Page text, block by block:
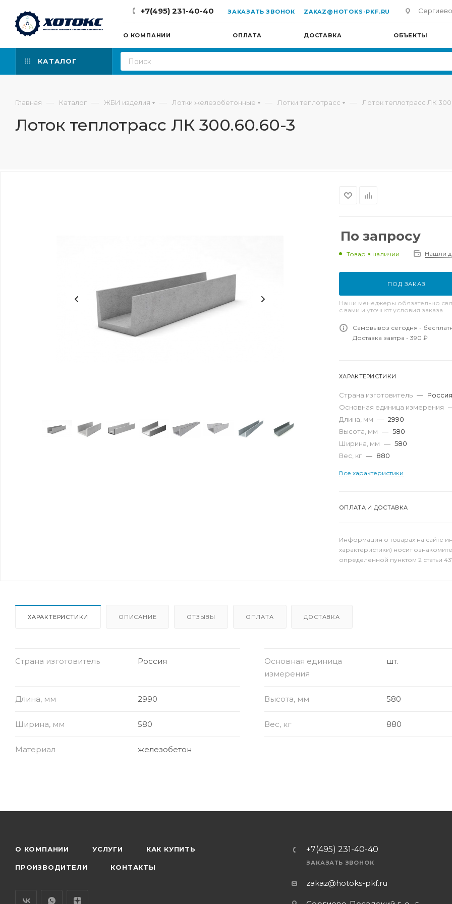
+7(495) 231-40-40 ЗАКАЗАТЬ ЗВОНОК ZAKAZ@HOTOKS-PKF.RU
О КОМПАНИИ ОПЛАТА ДОСТАВКА ОБЪЕКТЫ
КАТАЛОГ
Главная — Каталог — ЖБИ изделия — Лотки железобетонные — Лотки теплотрасс — Лоток теплотрасс ЛК
Лоток теплотрасс ЛК 300.60.60-3
По запросу
Товар в наличии Нашли
ПОД ЗАКАЗ
Наши менеджеры обязательно
с вами и уточнят условия заказа
Самовывоз сегодня -
Доставка завтра - 390 ₽
ХАРАКТЕРИСТИКИ
Страна изготовитель — Россия
Основная единица измерения
Длина, мм — 2990
Высота, мм — 580
Ширина, мм — 580
Вес, кг — 880
Все характеристики
ОПЛАТА И ДОСТАВКА
Информация о товарах на сайте
характеристики) носит
определенной пунктом 2 статьи
ХАРАКТЕРИСТИКИ ОПИСАНИЕ ОТЗЫВЫ ОПЛАТА ДОСТАВКА
Страна изготовитель Россия
Основная единица
измерения
шт.
Длина, мм 2990 Высота, мм 580
Ширина, мм 580 Вес, кг 880
Материал железобетон
О КОМПАНИИ УСЛУГИ КАК КУПИТЬ
ПРОИЗВОДИТЕЛИ КОНТАКТЫ
+7(495) 231-40-40
ЗАКАЗАТЬ ЗВОНОК
zakaz@hotoks-pkf.ru